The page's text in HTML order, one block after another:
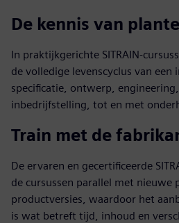
De kennis van
In praktijkgerichte SITRAIN-
de volledige levenscyclus van
specificatie, ontwerp,
inbedrijfstelling, tot en met
Train met de
De ervaren en gecertificeerde
de cursussen parallel met nieuwe
productversies, waardoor het
is wat betreft tijd, inhoud en